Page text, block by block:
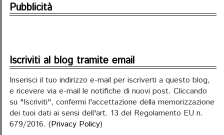
Pubblicità
Iscriviti al blog tramite email
Inserisci il tuo indirizzo e-mail per iscriverti a questo blog,
e ricevere via e-mail le notifiche di nuovi post. Cliccando
su "Iscriviti", confermi l'accettazione della memorizzazione
dei tuoi dati ai sensi dell'art. 13 del Regolamento EU n.
679/2016. (Privacy Policy)